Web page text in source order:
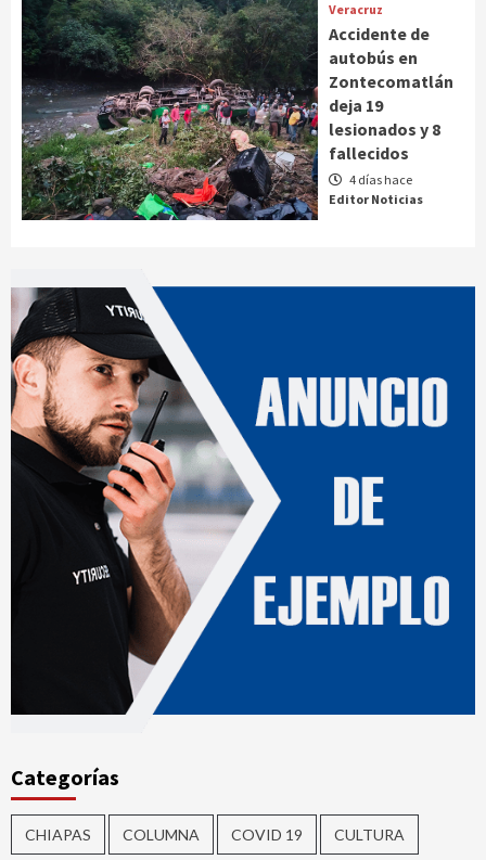
Veracruz
Accidente de
autobús en
Zontecomatlán
deja 19
lesionados y 8
fallecidos
4 días hace
Editor Noticias
Categorías
CHIAPAS COLUMNA COVID 19 CULTURA